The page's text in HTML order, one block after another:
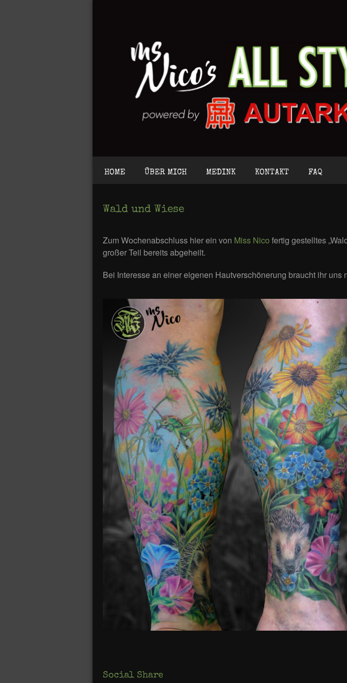
HOME ÜBER MICH MEDINK KONTAKT FAQ
Wald und Wiese
Zum Wochenabschluss hier ein von Miss Nico fertig gestelltes
großer Teil bereits abgeheilt.
Bei Interesse an einer eigenen Hautverschönerung braucht ihr uns
Social Share